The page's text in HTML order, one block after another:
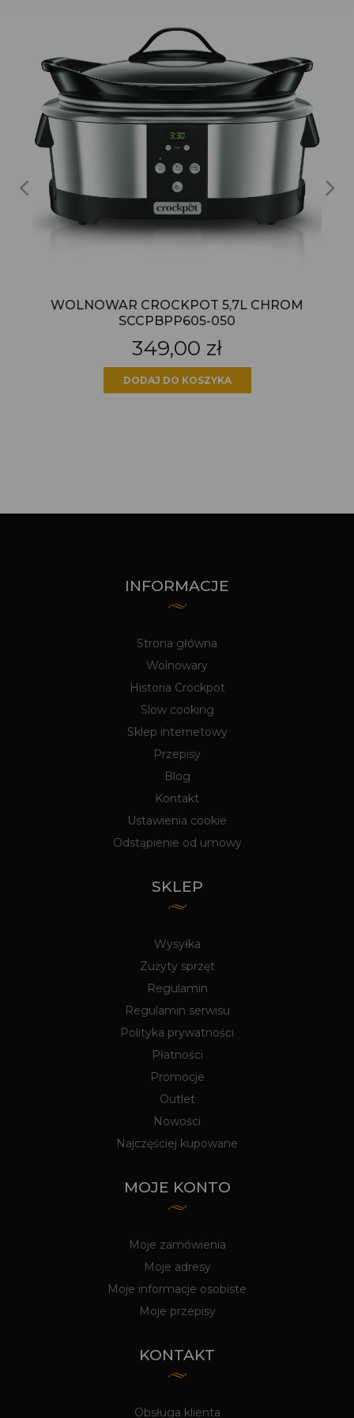
WOLNOWAR CROCKPOT 5,7L CHROM
SCCPBPP605-050
349,00 zł
DODAJ DO KOSZYKA
INFORMACJE
Strona główna
Wolnowary
Historia Crockpot
Slow cooking
Sklep internetowy
Przepisy
Blog
Kontakt
Ustawienia cookie
Odstąpienie od umowy
SKLEP
Wysyłka
Zużyty sprzęt
Regulamin
Regulamin serwisu
Polityka prywatności
Płatności
Promocje
Outlet
Nowości
Najczęściej kupowane
MOJE KONTO
Moje zamówienia
Moje adresy
Moje informacje osobiste
Moje przepisy
KONTAKT
Obsługa klienta